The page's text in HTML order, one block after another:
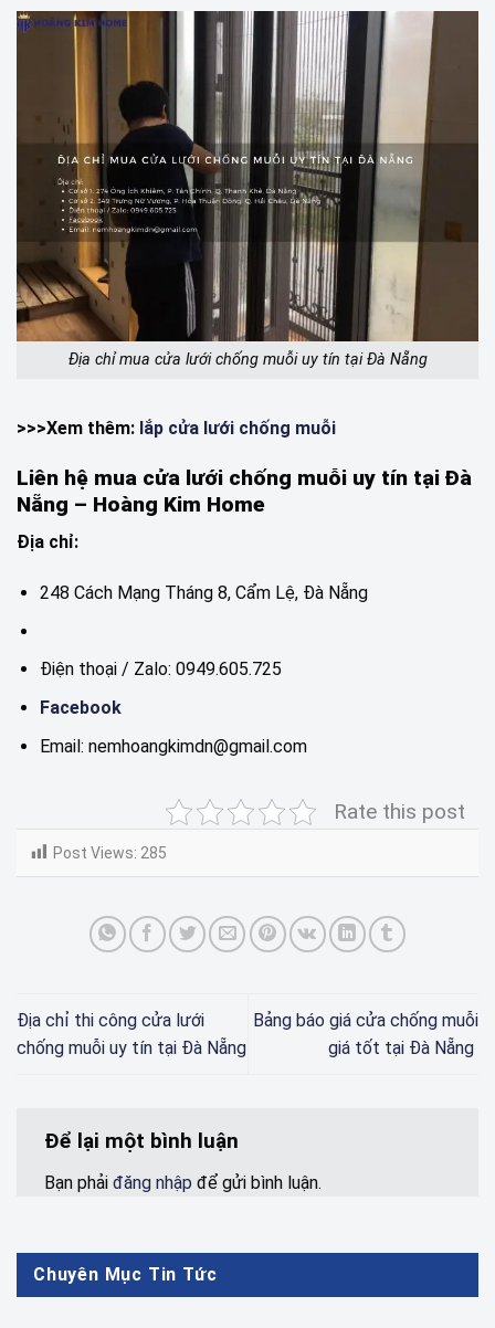
Địa chỉ mua cửa lưới chống muỗi uy tín tại Đà Nẵng
>>>Xem thêm: lắp cửa lưới chống muỗi
Liên hệ mua cửa lưới chống muỗi uy tín tại Đà
Nẵng – Hoàng Kim Home
Địa chỉ:
248 Cách Mạng Tháng 8, Cẩm Lệ, Đà Nẵng
Điện thoại / Zalo: 0949.605.725
Facebook
Email: nemhoangkimdn@gmail.com
Rate this post
Post Views: 285
Địa chỉ thi công cửa lưới
chống muỗi uy tín tại Đà Nẵng
Bảng báo giá cửa chống muỗi
giá tốt tại Đà Nẵng
Để lại một bình luận
Bạn phải đăng nhập để gửi bình luận.
Chuyên Mục Tin Tức